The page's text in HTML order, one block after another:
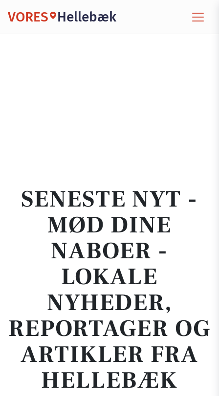
VORES Hellebæk
SENESTE NYT -
MØD DINE
NABOER -
LOKALE
NYHEDER,
REPORTAGER OG
ARTIKLER FRA
HELLEBÆK